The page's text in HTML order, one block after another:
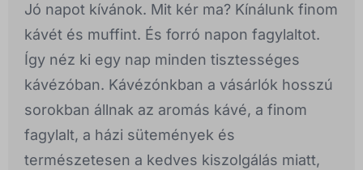
Jó napot kívánok. Mit kér ma? Kínálunk finom
kávét és muffint. És forró napon fagylaltot.
Így néz ki egy nap minden tisztességes
kávézóban. Kávézónkban a vásárlók hosszú
sorokban állnak az aromás kávé, a finom
fagylalt, a házi sütemények és
természetesen a kedves kiszolgálás miatt,